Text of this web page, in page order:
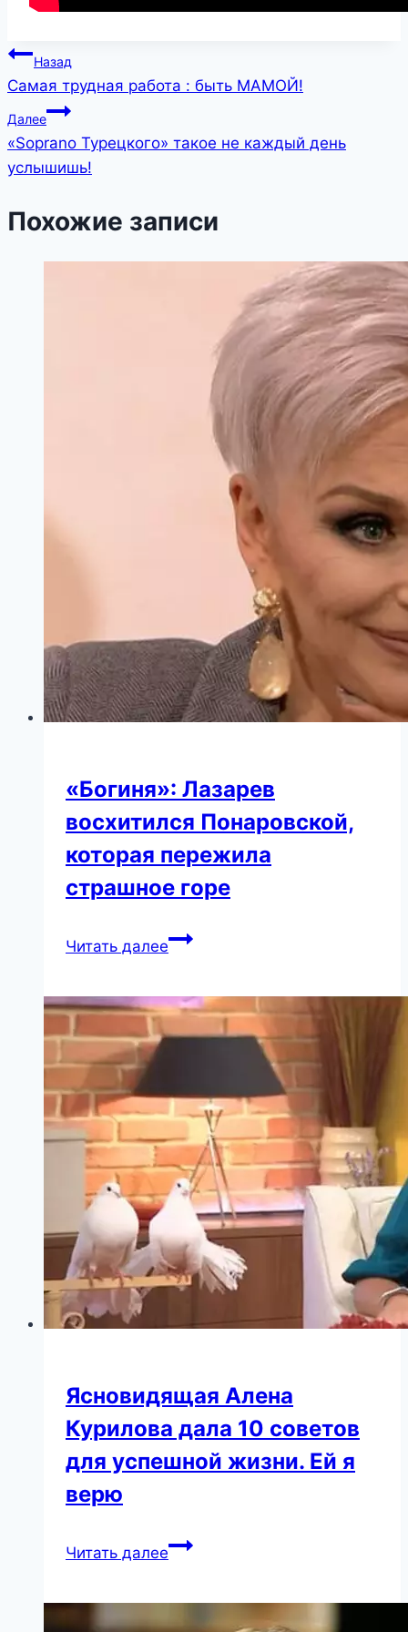
Навигация
по
записям
Назад
Самая трудная работа : быть МАМОЙ!
Далее
«Soprano Турецкого» такое не каждый день
услышишь!
Похожие записи
«Богиня»: Лазарев
восхитился Понаровской,
которая пережила
страшное горе
Читать далее«Богиня»:
Понаровской,
которая
горе
Ясновидящая Алена
Курилова дала 10 советов
для успешной жизни. Ей я
верю
Читать далееЯсновидящая